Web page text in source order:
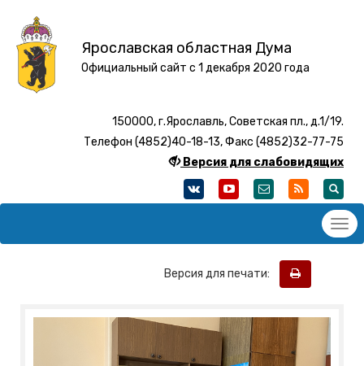
Ярославская областная Дума
Официальный сайт с 1 декабря 2020 года
150000, г.Ярославль, Советская пл., д.1/19.
Телефон (4852)40-18-13, Факс (4852)32-77-75
Версия для слабовидящих
Версия для печати: